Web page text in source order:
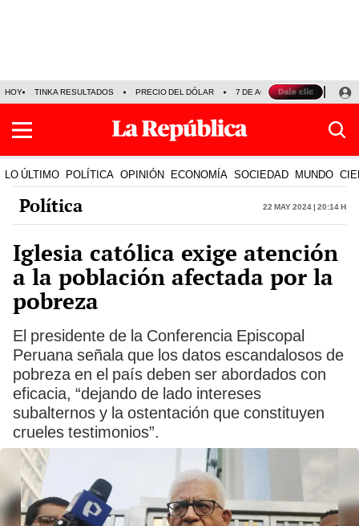
HOY TINKA RESULTADOS PRECIO DEL DÓLAR 7 DE AGOSTO OLLANTA
LO ÚLTIMO POLÍTICA OPINIÓN ECONOMÍA SOCIEDAD MUNDO
Política 22 May 2024 | 20:14 h
Iglesia católica exige atención
a la población afectada por la
pobreza
El presidente de la Conferencia Episcopal
Peruana señala que los datos escandalosos de
pobreza en el país deben ser abordados con
eficacia, “dejando de lado intereses
subalternos y la ostentación que constituyen
crueles testimonios”.